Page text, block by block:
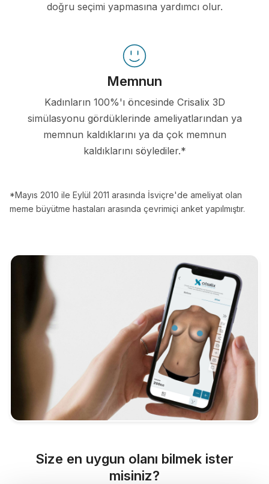
doğru seçimi yapmasına yardımcı olur.
Memnun
Kadınların 100%'ı öncesinde Crisalix 3D
simülasyonu gördüklerinde ameliyatlarından ya
memnun kaldıklarını ya da çok memnun
kaldıklarını söylediler.*
*Mayıs 2010 ile Eylül 2011 arasında İsviçre'de ameliyat olan
meme büyütme hastaları arasında çevrimiçi anket yapılmıştır.
Size en uygun olanı bilmek ister
misiniz?